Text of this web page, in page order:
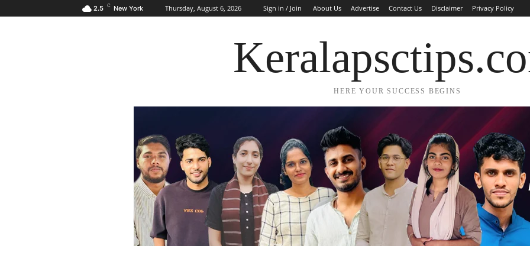
2.5 C New York Thursday, August 6, 2026 Sign in / Join About Us Advertise Contact Us Disclaimer Privacy Policy
HERE YOUR SUCCESS BEGINS